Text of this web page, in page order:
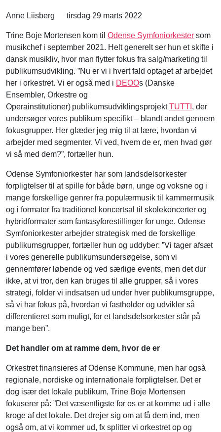
Anne Liisberg tirsdag 29 marts 2022
Trine Boje Mortensen kom til Odense Symfoniorkester som
musikchef i september 2021. Helt generelt ser hun et skifte i
dansk musikliv, hvor man flytter fokus fra salg/marketing til
publikumsudvikling. ”Nu er vi i hvert fald optaget af arbejdet
her i orkestret. Vi er også med i DEOOs (Danske
Ensembler, Orkestre og
Operainstitutioner) publikumsudviklingsprojektTUTTI , der
undersøger vores publikum specifikt – blandt andet gennem
fokusgrupper. Her glæder jeg mig til at lære, hvordan vi
arbejder med segmenter. Vi ved, hvem de er, men hvad gør
vi så med dem?”, fortæller hun.
Odense Symfoniorkester har som landsdelsorkester
forpligtelser til at spille for både børn, unge og voksne og i
mange forskellige genrer fra populærmusik til kammermusik
og i formater fra traditionel koncertsal til skolekoncerter og
hybridformater som fantasyforestillinger for unge. Odense
Symfoniorkester arbejder strategisk med de forskellige
publikumsgrupper, fortæller hun og uddyber: ”Vi tager afsæt
i vores generelle publikumsundersøgelse, som vi
gennemfører løbende og ved særlige events, men det dur
ikke, at vi tror, den kan bruges til alle grupper, så i vores
strategi, folder vi indsatsen ud under hver publikumsgruppe,
så vi har fokus på, hvordan vi fastholder og udvikler så
differentieret som muligt, for et landsdelsorkester står på
mange ben”.
Det handler om at ramme dem, hvor de er
Orkestret finansieres af Odense Kommune, men har også
regionale, nordiske og internationale forpligtelser. Det er
dog især det lokale publikum, Trine Boje Mortensen
fokuserer på: ”Det væsentligste for os er at komme ud i alle
kroge af det lokale. Det drejer sig om at få dem ind, men
også om, at vi kommer ud, fx splitter vi orkestret op og